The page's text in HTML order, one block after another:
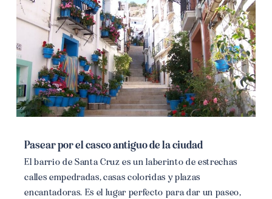
Pasear por el casco antiguo de la ciudad
El barrio de Santa Cruz es un laberinto de estrechas
calles empedradas, casas coloridas y plazas
encantadoras. Es el lugar perfecto para dar un paseo,